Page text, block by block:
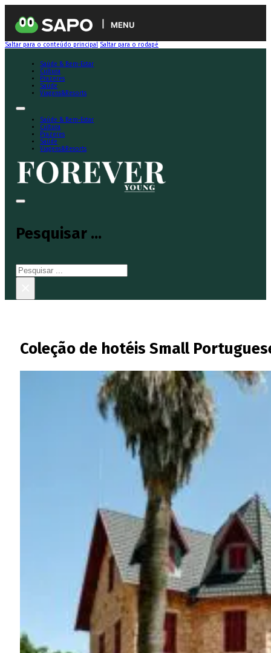
MENU
Saltar para o conteúdo principal Saltar para o rodapé
Saúde & Bem-Estar
Cultura
Prazeres
Saúde
Viagens&Resorts
Saúde & Bem-Estar
Cultura
Prazeres
Saúde
Viagens&Resorts
Pesquisar ...
Pesquisar
Coleção de hotéis Small